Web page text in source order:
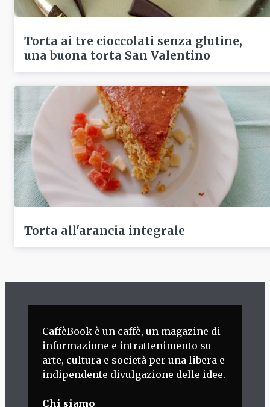
Torta ai tre cioccolati senza glutine,
una buona torta San Valentino
Torta all'arancia integrale
CaffèBook è un caffè, un magazine di
informazione e intrattenimento su
arte, cultura e società per una libera e
indipendente divulgazione delle idee.
Chi siamo